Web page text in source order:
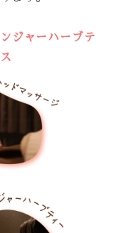
ジャーハーブテ